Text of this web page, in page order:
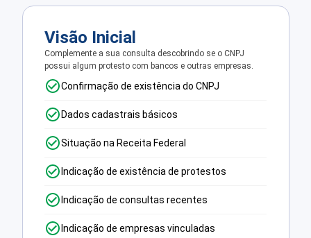
Visão Inicial
Complemente a sua consulta descobrindo se o CNPJ
possui algum protesto com bancos e outras empresas.
Confirmação de existência do CNPJ
Dados cadastrais básicos
Situação na Receita Federal
Indicação de existência de protestos
Indicação de consultas recentes
Indicação de empresas vinculadas